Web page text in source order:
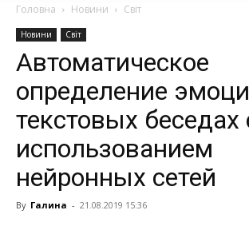
Головна Новини Світ
Новини Світ
Автоматическое
определение
текстовых беседах
использованием
нейронных сетей
By Галина - 21.08.2019 15:36